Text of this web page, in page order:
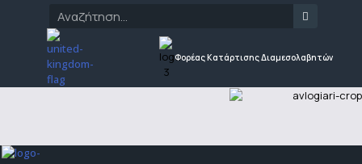
Φορέας Κατάρτισης Διαμεσολαβητών